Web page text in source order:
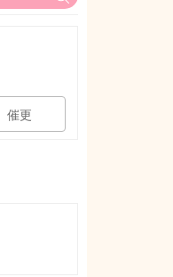
催更